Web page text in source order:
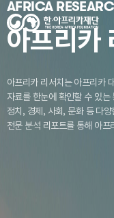
AFRICA
아프리카
아프리카 리서치는 아프리카
자료를 한눈에 확인할 수 있는
정치, 경제, 사회, 문화 등 다
전문 분석 리포트를 통해 아